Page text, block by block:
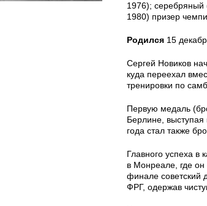
1976); серебряный
1980) призер
Родился 15
Сергей Новиков
куда переехал
тренировки по
Первую медаль
Берлине, выступая
года стал также
Главного успеха
в Монреале, где он
финале советский
ФРГ, одержав